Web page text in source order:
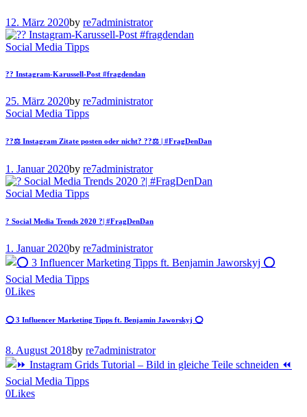
12. März 2020by re7administrator
Social Media Tipps
?? Instagram-Karussell-Post #fragdendan
25. März 2020by re7administrator
Social Media Tipps
??‍⚖️ Instagram Zitate posten oder nicht? ??‍⚖️ | #FragDenDan
1. Januar 2020by re7administrator
Social Media Tipps
? Social Media Trends 2020 ?| #FragDenDan
1. Januar 2020by re7administrator
Social Media Tipps
0Likes
⭕️ 3 Influencer Marketing Tipps ft. Benjamin Jaworskyj ⭕️
8. August 2018by re7administrator
Social Media Tipps
0Likes